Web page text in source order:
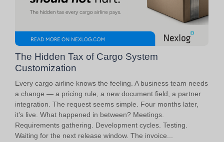
The Hidden Tax of Cargo System
Customization
Every cargo airline knows the feeling. A business team needs
a change — a pricing rule, a new document field, a partner
integration. The request seems simple. Four months later,
it’s live. What happened in between? Meetings.
Requirements gathering. Development cycles. Testing.
Waiting for the next release window. The invoice...